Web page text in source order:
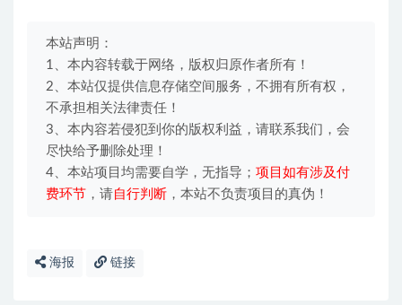
本站声明：
1、本内容转载于网络，版权归原作者所有！
2、本站仅提供信息存储空间服务，不拥有所有权，
不承担相关法律责任！
3、本内容若侵犯到你的版权利益，请联系我们，会
尽快给予删除处理！
4、本站项目均需要自学，无指导； 项目如有涉及付
费环节 ，请自行判断 ，本站不负责项目的真伪！
海报 链接